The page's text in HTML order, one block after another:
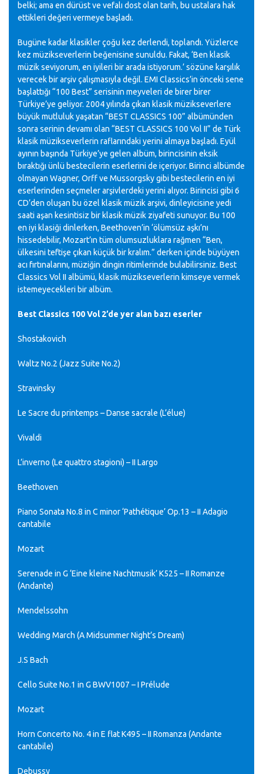
belki; ama en dürüst ve vefalı dost olan tarih, bu ustalara hak
ettikleri değeri vermeye başladı.
Bugüne kadar klasikler çoğu kez derlendi, toplandı. Yüzlerce
kez müzikseverlerin beğenisine sunuldu. Fakat, ‘Ben klasik
müzik seviyorum, en iyileri bir arada istiyorum.’ sözüne karşılık
verecek bir arşiv çalışmasıyla değil. EMI Classics’in önceki sene
başlattığı “100 Best” serisinin meyveleri de birer birer
Türkiye’ye geliyor. 2004 yılında çıkan klasik müzikseverlere
büyük mutluluk yaşatan “BEST CLASSICS 100” albümünden
sonra serinin devamı olan “BEST CLASSICS 100 Vol II” de Türk
klasik müzikseverlerin raflarındaki yerini almaya başladı. Eyül
ayının başında Türkiye’ye gelen albüm, birincisinin eksik
bıraktığı ünlü bestecilerin eserlerini de içeriyor. Birinci albümde
olmayan Wagner, Orff ve Mussorgsky gibi bestecilerin en iyi
eserlerinden seçmeler arşivlerdeki yerini alıyor. Birincisi gibi 6
CD’den oluşan bu özel klasik müzik arşivi, dinleyicisine yedi
saati aşan kesintisiz bir klasik müzik ziyafeti sunuyor. Bu 100
en iyi klasiği dinlerken, Beethoven’in ‘ölümsüz aşkı’nı
hissedebilir, Mozart’ın tüm olumsuzluklara rağmen “Ben,
ülkesini teftişe çıkan küçük bir kralım.” derken içinde büyüyen
acı fırtınalarını, müziğin dingin ritimlerinde bulabilirsiniz. Best
Classics Vol II albümü, klasik müzikseverlerin kimseye vermek
istemeyecekleri bir albüm.
Best Classics 100 Vol 2’de yer alan bazı eserler
Shostakovich
Waltz No.2 (Jazz Suite No.2)
Stravinsky
Le Sacre du printemps – Danse sacrale (L’élue)
Vivaldi
L’inverno (Le quattro stagioni) – II Largo
Beethoven
Piano Sonata No.8 in C minor ‘Pathétique’ Op.13 – II Adagio
cantabile
Mozart
Serenade in G ‘Eine kleine Nachtmusik’ K525 – II Romanze
(Andante)
Mendelssohn
Wedding March (A Midsummer Night’s Dream)
J.S Bach
Cello Suite No.1 in G BWV1007 – I Prélude
Mozart
Horn Concerto No. 4 in E flat K495 – II Romanza (Andante
cantabile)
Debussy